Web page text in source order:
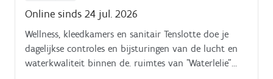
Online sinds 24 jul. 2026
Wellness, kleedkamers en sanitair Tenslotte doe je
dagelijkse controles en bijsturingen van de lucht en
waterkwaliteit binnen de. ruimtes van "Waterlelie"